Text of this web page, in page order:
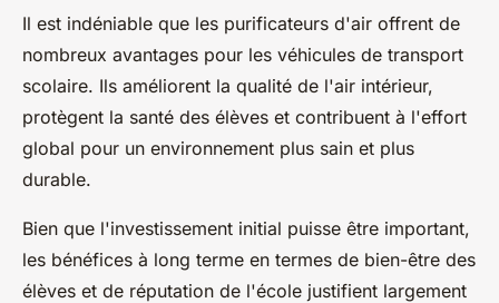
Il est indéniable que les purificateurs d'air offrent de
nombreux avantages pour les véhicules de transport
scolaire. Ils améliorent la qualité de l'air intérieur,
protègent la santé des élèves et contribuent à l'effort
global pour un environnement plus sain et plus
durable.
Bien que l'investissement initial puisse être important,
les bénéfices à long terme en termes de bien-être des
élèves et de réputation de l'école justifient largement